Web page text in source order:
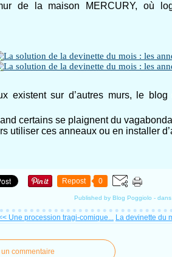
de la maison MERCURY, où
existent sur d’autres murs, le
certains se plaignent du
utiliser ces anneaux ou en installer
Repost 0
Published by Blog Poggiolo - dans
Une procession tragi-comique... La devinette du
commentaire